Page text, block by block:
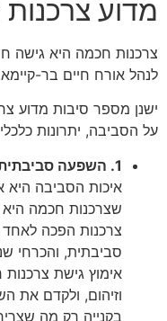
מדוע
צרכנות חכמה היא גישה
לנהל אורח חיים בר-קיימא
ישנן מספר סיבות מדוע
על הסביבה, יתרונות
1. השפעה סביבתית
איכות הסביבה היא
שצרכנות חכמה
צרכנות הפכה לאחד
סביבתית, והכרחי
אימוץ גישת
וזיהום, ולקדם את
בקנייה רק מה